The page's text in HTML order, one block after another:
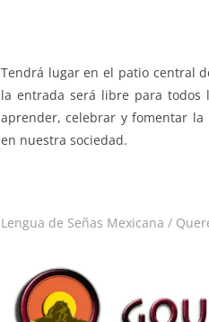
Tendrá lugar en el patio central
la entrada será libre para todos
aprender, celebrar y fomentar la
en nuestra sociedad.
Lengua de Señas Mexicana /